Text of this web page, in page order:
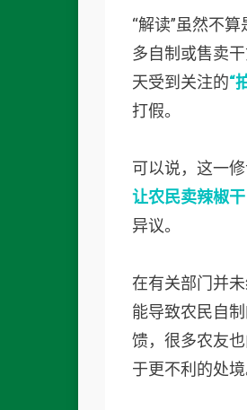
“解读”虽然不
多自制或售卖
天受到关注的“
打假。
可以说，这一
让农民卖辣椒
异议。
在有关部门并
能导致农民自
馈，很多农友
于更不利的处境